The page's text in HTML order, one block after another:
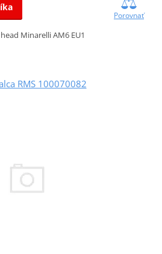
Porovnať
Minarelli AM6 EU1
RMS 100070082